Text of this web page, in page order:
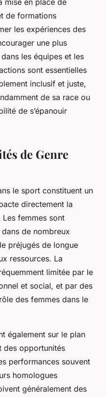
mise en place de
de formations
les expériences des
une plus
dans les équipes et les
sont essentielles
inclusif et juste,
de sa race ou
de s’épanouir
de Genre
le sport constituent un
directement la
Les femmes sont
de nombreux
préjugés de longue
ressources. La
limitée par le
et social, et par des
des femmes dans le
également sur le plan
des opportunités
performances souvent
homologues
généralement des